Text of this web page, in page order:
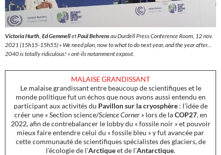
Victoria Hurth Ed GemmelletPaul Behrensau Durdell Press Conference Room, 12 nov.
2021 (15h15-15h55) «We need plan, now to what to do next year, and the year after…
2040 is totally ridiculous! » ont-ils notamment exposé.
MALAISE GRANDISSANT
Le malaise grandissant entre beaucoup de scientifiques et le
monde politique fut un échos que nous avons aussi entendu en
participant aux activités du Pavillon sur la cryosphère: l’idée de
créer une « Section science/Science Corner» lors de laCOP27, en
2022, afin de contrebalancer le lobby du « fossile noir » et pouvoir
mieux faire entendre celui du « fossile bleu » y fut avancée par
cette communauté de scientifiques spécialistes des glaciers, de
l’écologie de l’Arctiqueet de l’Antarctique.